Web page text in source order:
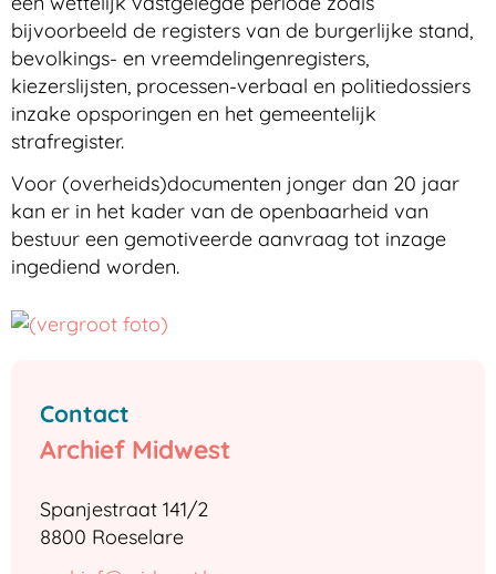
bijvoorbeeld de registers van de burgerlijke stand,
bevolkings- en vreemdelingenregisters,
kiezerslijsten, processen-verbaal en politiedossiers
inzake opsporingen en het gemeentelijk
strafregister.
Voor (overheids)documenten jonger dan 20 jaar
kan er in het kader van de openbaarheid van
bestuur een gemotiveerde aanvraag tot inzage
ingediend worden.
Contact
Archief Midwest
Adres
Spanjestraat 141/2
,8800 Roeselare